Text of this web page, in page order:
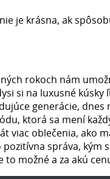
je krásna, ak
rokoch nám
si na luxusné kúsky
generácie, dnes
ktorá sa mení
viac oblečenia, ako
správa, kým
to možné a za akú